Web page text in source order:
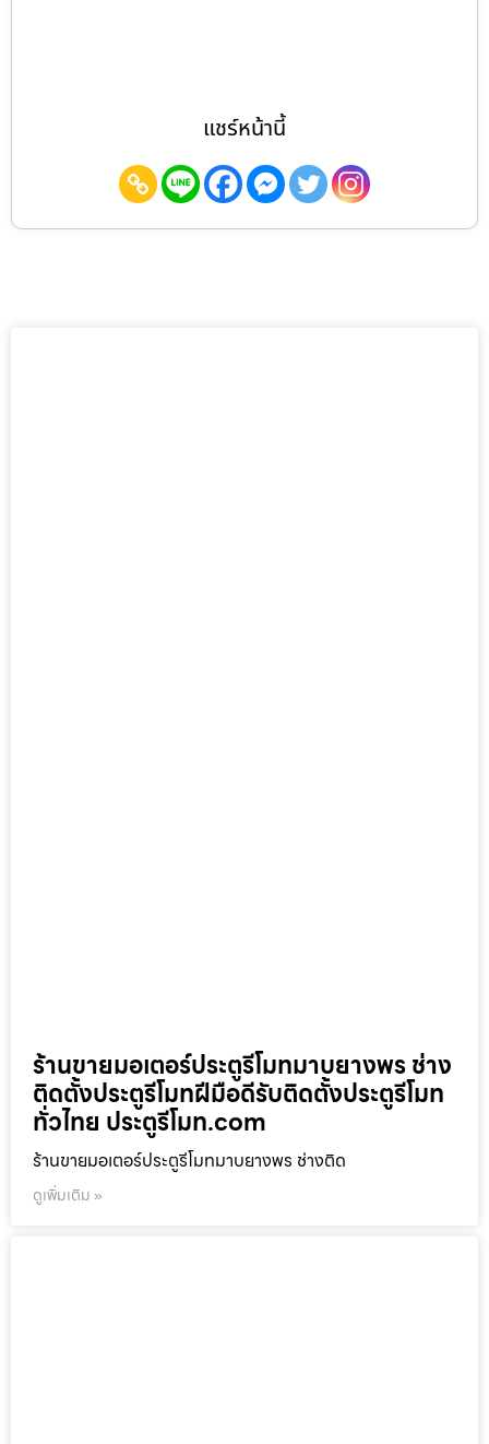
แชร์หน้านี้
ร้านขายมอเตอร์ประตูรีโมทมาบยางพร ช่าง
ติดตั้งประตูรีโมทฝีมือดีรับติดตั้งประตูรีโมท
ทั่วไทย ประตูรีโมท.com
ร้านขายมอเตอร์ประตูรีโมทมาบยางพร ช่างติด
ดูเพิ่มเติม »